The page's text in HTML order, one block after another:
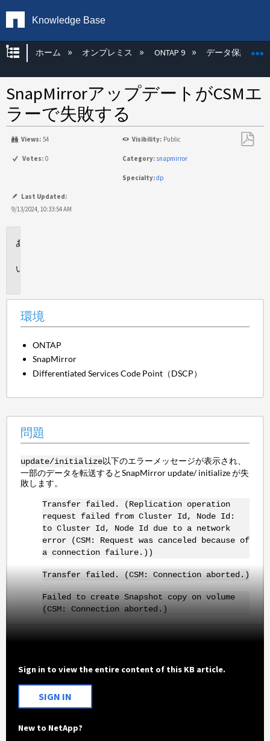
Knowledge Base
グローバル階層を展開/折りたたむ
ホーム オンプレミス ONTAP 9 データ保護
SnapMirrorアップデートがCSMエ
ラーで失敗する
Views: 54 Visibility: Public
Votes: 0 Category: snapmirror
Specialty:dp
Last Updated:
9/13/2024, 10:33:54 AM
環境
ONTAP
SnapMirror
Differentiated Services Code Point（DSCP）
問題
update/initialize以下のエラーメッセージが表示され、
一部のデータを転送するとSnapMirror update/ initializeが失
敗します。
Transfer failed. (Replication operation
request failed from Cluster Id, Node Id:
to Cluster Id, Node Id due to a network
error (CSM: Request was canceled because of
a connection failure.))
Transfer failed. (CSM: Connection aborted.)
Failed to create Snapshot copy on volume
(CSM: Connection aborted.)
Sign in to view the entire content of this KB article.
SIGN IN
New to NetApp?